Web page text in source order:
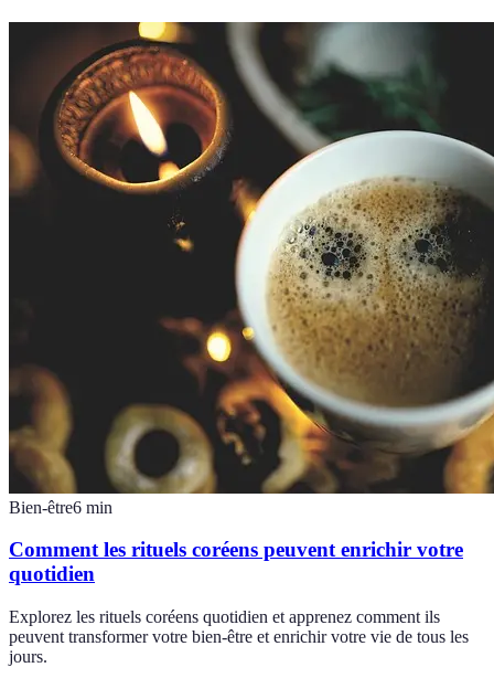
Bien-être6 min
Comment les rituels coréens peuvent enrichir votre
quotidien
Explorez les rituels coréens quotidien et apprenez comment ils
peuvent transformer votre bien-être et enrichir votre vie de tous les
jours.